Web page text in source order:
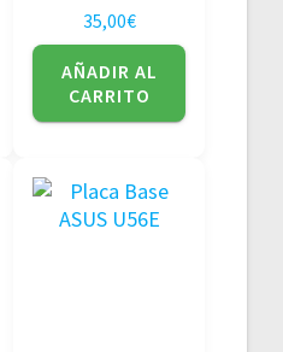
35,00€
AÑADIR AL
CARRITO